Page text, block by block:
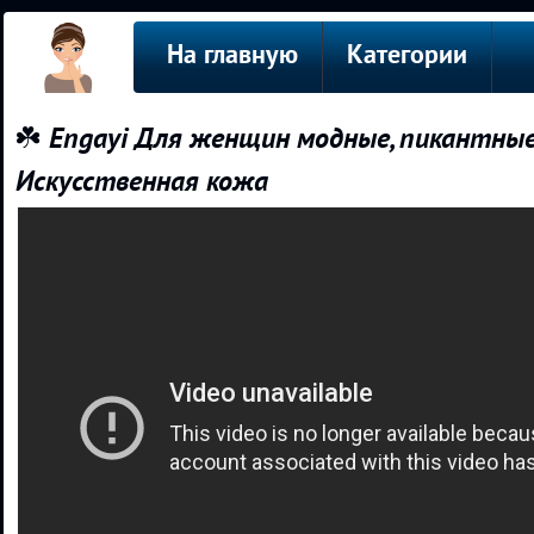
На главную Категории
☘️ Engayi Для женщин модные,
Искусственная кожа